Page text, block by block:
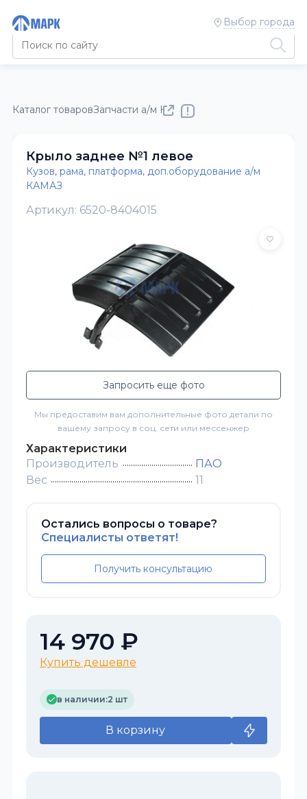
Выбор города
Каталог товаровЗапчасти а/м КАМАЗ
Крыло заднее №1 левое
Кузов, рама, платформа, доп.оборудование а/м
КАМАЗ
Артикул: 6520-8404015
Запросить еще фото
Мы предоставим вам дополнительные фото детали по
вашему запросу в соц. сети или мессенжер
Характеристики
Производитель
ПАО
Вес
11
Остались вопросы о товаре?
Специалисты ответят!
Получить консультацию
14 970 ₽
Купить дешевле
в наличии:2 шт
В корзину